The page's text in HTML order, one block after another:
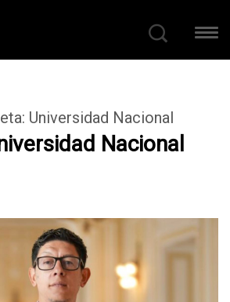
Universidad Nacional
Nacional